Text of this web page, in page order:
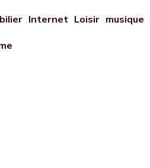
Internet Loisir musique